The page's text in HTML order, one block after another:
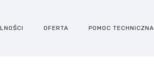
OFERTA POMOC TECHNICZNA